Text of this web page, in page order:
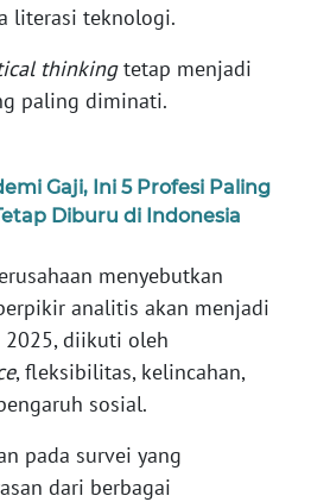
literasi teknologi.
thinkingtetap menjadi
paling diminati.
Gaji, Ini 5 Profesi Paling
Diburu di Indonesia
menyebutkan
analitis akan menjadi
diikuti oleh
, fleksibilitas, kelincahan,
sosial.
pada survei yang
dari berbagai